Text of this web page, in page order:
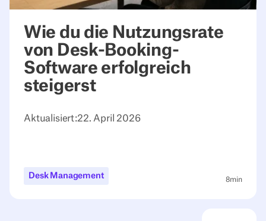
Wie du die Nutzungsrate
von Desk-Booking-
Software erfolgreich
steigerst
Aktualisiert:22. April 2026
Desk Management 8min